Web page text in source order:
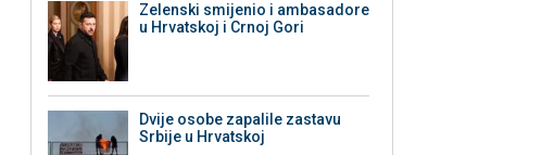
Zelenski smijenio i ambasadore
u Hrvatskoj i Crnoj Gori
Dvije osobe zapalile zastavu
Srbije u Hrvatskoj